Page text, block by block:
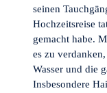
seinen
Hochzeitsreise
gemacht habe.
es zu
Wasser und die
Insbesondere